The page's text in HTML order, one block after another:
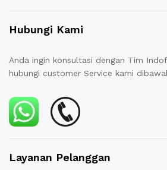
Hubungi Kami
Anda ingin konsultasi dengan Tim
hubungi customer Service kami
Layanan Pelanggan